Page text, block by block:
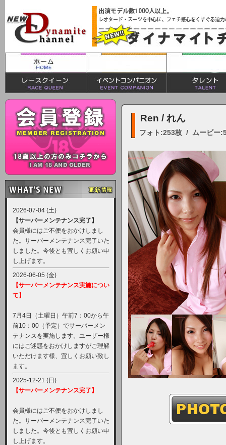
2026-07-04 (土)
【サーバーメンテナンス完了】
会員様にはご不便をおかけしまし
た。サーバーメンテナンス完了いた
しました。今後とも宜しくお願い申
し上げます。
2026-06-05 (金)
【サーバーメンテナンス実施につい
て】
7月4日（土曜日）午前7：00から午
前10：00（予定）でサーバーメン
テナンスを実施します。ユーザー様
にはご迷惑をおかけしますがご理解
いただけます様、宜しくお願い致し
ます。
2025-12-21 (日)
【サーバーメンテナンス完了】
会員様にはご不便をおかけしまし
た。サーバーメンテナンス完了いた
しました。今後とも宜しくお願い申
し上げます。
Ren / れん
フォト:253枚 / ムービー